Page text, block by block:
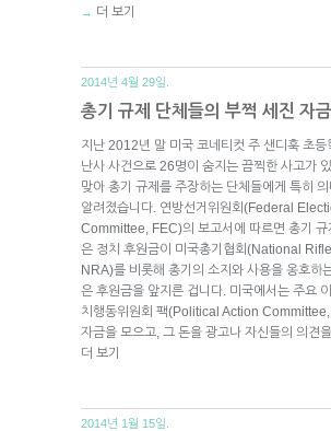
→ 더 보기
2014년 4월 29일.
총기 규제 단체들의 부쩍 세진 자
지난 2012년 말 미국 코네티컷 주 샌디훅 초등
난사 사건으로 26명이 숨지는 끔찍한 사고가
맞아 총기 규제를 주장하는 단체들에게 특히 의
알려졌습니다. 연방선거위원회(Federal
Committee, FEC)의 보고서에 따르면 총기 규
은 정치 후원금이 미국총기협회(National
NRA)를 비롯해 총기의 소지와 사용을 옹호하
은 후원금을 앞지른 겁니다. 미국에서는 주요
치행동위원회 팩(Political Action Committee,
자금을 모으고, 그 돈을 광고나 자신들의 의견
더 보기
2014년 1월 15일.